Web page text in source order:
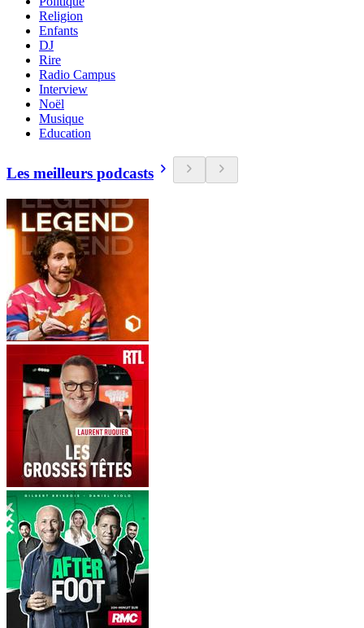
Religion
Enfants
DJ
Rire
Radio Campus
Interview
Noël
Musique
Education
Les meilleurs podcasts